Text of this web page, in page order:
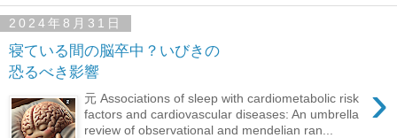
2024年8月31日
寝ている間の脳卒中？いびきの
恐るべき影響
›
元 Associations of sleep with cardiometabolic risk
factors and cardiovascular diseases: An umbrella
review of observational and mendelian ran...